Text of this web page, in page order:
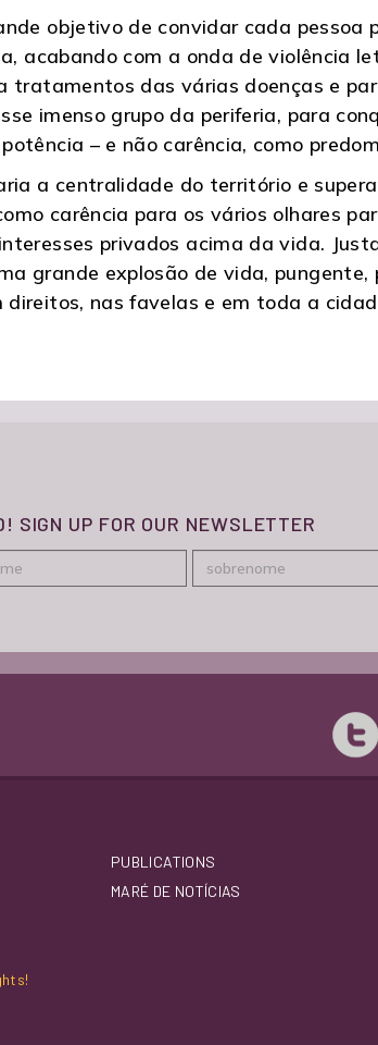
objetivo de convidar cada pessoa
acabando com a onda de violência
das várias doenças e
imenso grupo da periferia, para
– e não carência, como
a centralidade do território e
carência para os vários olhares
privados acima da vida.
grande explosão de vida,
nas favelas e em toda a
SIGN UP FOR OUR NEWSLETTER
PUBLICATIONS
MARÉ DE NOTÍCIAS